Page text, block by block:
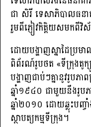
ជា សិរី ទេសាភិបាលធនា
រួមពីភ្ញៀវកិត្តិយសមកពី
ដោយបង្ហាញស្នាដៃប្រ
ពិព័រណ៍រូបថត «ទីក្រុងតូក្
បង្ហាញជាប់ៗគ្នានូវរូបភ
ឆ្នាំ១៩៤០ ជាមួយនឹងរូ
ឆ្នាំ២០១០ ដោយឆ្លុះបញ្ច
ស្ថាបត្យកម្មទីក្រុង។